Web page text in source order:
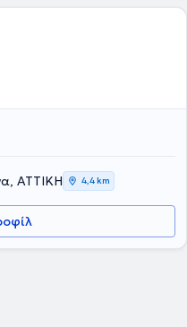
Ομάδας Μελέτης των
Εντέρου. Στο ιατρείο της
παλινδρόμηση
σύνδρομο ευερέθιστου
του πυλωρού, λιπώδης
άμεσα μαζί με
ΑΤΤΙΚΗ 4,4 km